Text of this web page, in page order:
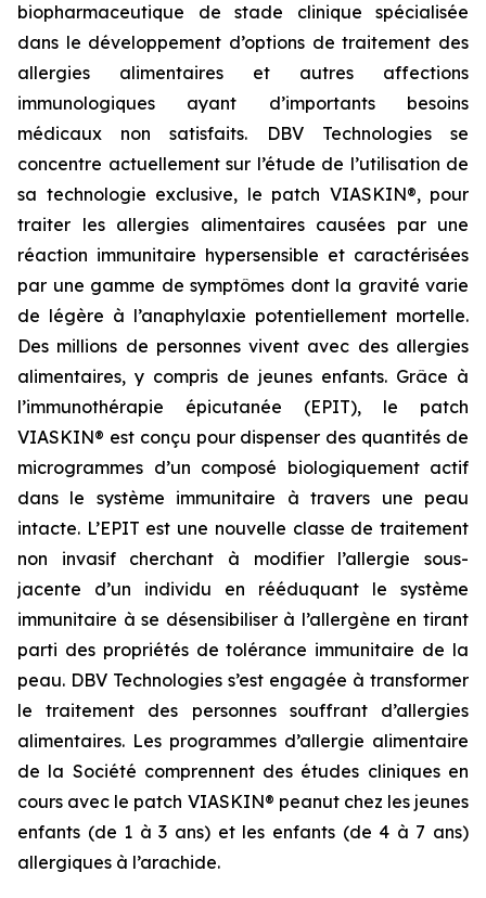
biopharmaceutique de stade clinique spécialisée
dans le développement d’options de traitement des
allergies alimentaires et autres affections
immunologiques ayant d’importants besoins
médicaux non satisfaits. DBV Technologies se
concentre actuellement sur l’étude de l’utilisation de
sa technologie exclusive, le patch VIASKIN®, pour
traiter les allergies alimentaires causées par une
réaction immunitaire hypersensible et caractérisées
par une gamme de symptômes dont la gravité varie
de légère à l’anaphylaxie potentiellement mortelle.
Des millions de personnes vivent avec des allergies
alimentaires, y compris de jeunes enfants. Grâce à
l’immunothérapie épicutanée (EPIT), le patch
VIASKIN® est conçu pour dispenser des quantités de
microgrammes d’un composé biologiquement actif
dans le système immunitaire à travers une peau
intacte. L’EPIT est une nouvelle classe de traitement
non invasif cherchant à modifier l’allergie sous-
jacente d’un individu en rééduquant le système
immunitaire à se désensibiliser à l’allergène en tirant
parti des propriétés de tolérance immunitaire de la
peau. DBV Technologies s’est engagée à transformer
le traitement des personnes souffrant d’allergies
alimentaires. Les programmes d’allergie alimentaire
de la Société comprennent des études cliniques en
cours avec le patch VIASKIN® peanut chez les jeunes
enfants (de 1 à 3 ans) et les enfants (de 4 à 7 ans)
allergiques à l’arachide.